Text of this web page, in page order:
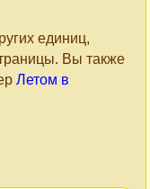
единиц,
Вы также
Летом в